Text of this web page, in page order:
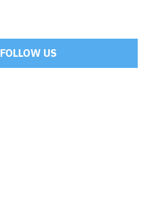
FOLLOW US